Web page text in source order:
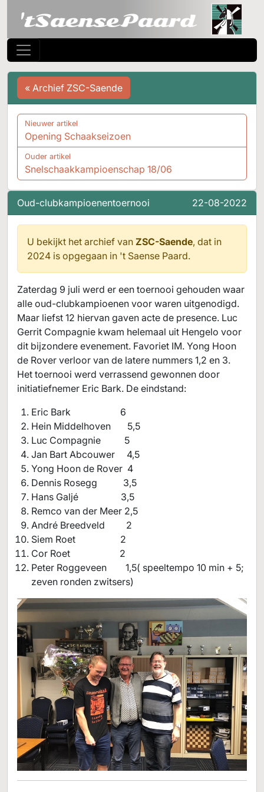
Oud-clubkampioenentoernooi 22-08-2022
U bekijkt het archief van ZSC-Saende, dat in
2024 is opgegaan in 't Saense Paard.
Zaterdag 9 juli werd er een toernooi gehouden waar
alle oud-clubkampioenen voor waren uitgenodigd.
Maar liefst 12 hiervan gaven acte de presence. Luc
Gerrit Compagnie kwam helemaal uit Hengelo voor
dit bijzondere evenement. Favoriet IM. Yong Hoon
de Rover verloor van de latere nummers 1,2 en 3.
Het toernooi werd verrassend gewonnen door
initiatiefnemer Eric Bark. De eindstand:
Eric Bark 6
Hein Middelhoven 5,5
Luc Compagnie 5
Jan Bart Abcouwer 4,5
Yong Hoon de Rover 4
Dennis Rosegg 3,5
Hans Galjé 3,5
Remco van der Meer 2,5
André Breedveld 2
Siem Roet 2
Cor Roet 2
Peter Roggeveen 1,5( speeltempo 10 min + 5;
zeven ronden zwitsers)
« Archief ZSC-Saende
Nieuwer artikel
Opening Schaakseizoen
Ouder artikel
Snelschaakkampioenschap 18/06